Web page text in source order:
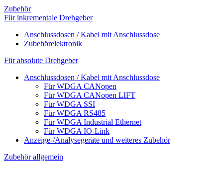
Zubehör
Für inkrementale Drehgeber
Anschlussdosen / Kabel mit Anschlussdose
Zubehörelektronik
Für absolute Drehgeber
Anschlussdosen / Kabel mit Anschlussdose
Für WDGA CANopen
Für WDGA CANopen LIFT
Für WDGA SSI
Für WDGA RS485
Für WDGA Industrial Ethernet
Für WDGA IO-Link
Anzeige-/Analysegeräte und weiteres Zubehör
Zubehör allgemein